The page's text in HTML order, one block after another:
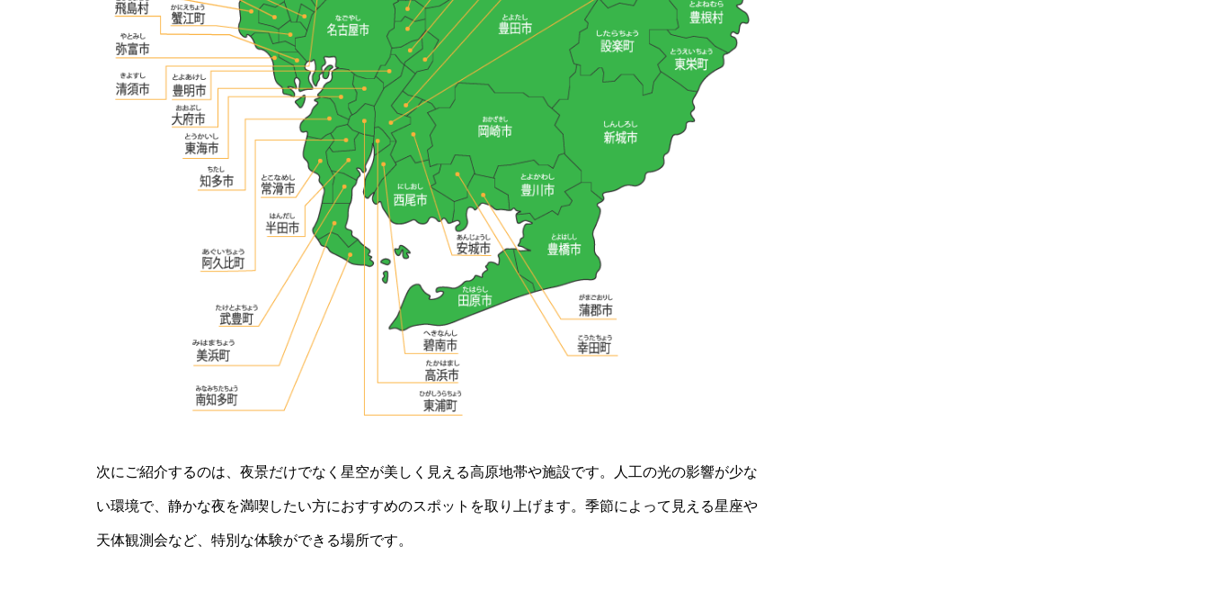
次にご紹介するのは、夜景だけでなく星空が美しく見える高原地帯や施設です。人工の光の影響が少な
い環境で、静かな夜を満喫したい方におすすめのスポットを取り上げます。季節によって見える星座や
天体観測会など、特別な体験ができる場所です。